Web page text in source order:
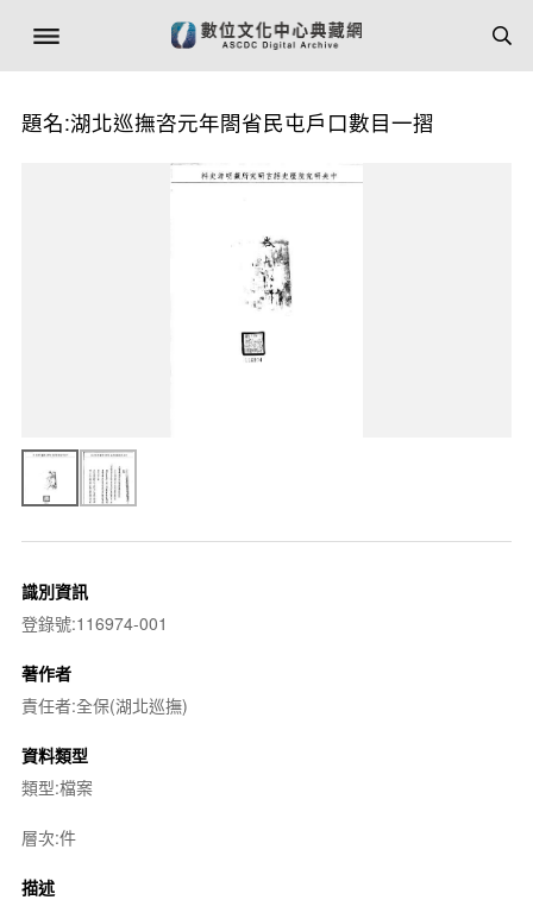
題名:湖北巡撫咨元年閤省民屯戶口數目一摺
識別資訊
登錄號:116974-001
著作者
責任者:全保(湖北巡撫)
資料類型
類型:檔案
層次:件
描述